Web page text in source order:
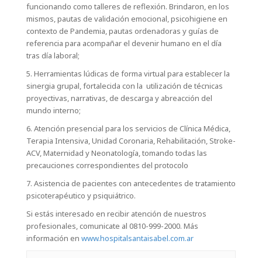
funcionando como talleres de reflexión. Brindaron, en los
mismos, pautas de validación emocional, psicohigiene en
contexto de Pandemia, pautas ordenadoras y guías de
referencia para acompañar el devenir humano en el día
tras día laboral;
5. Herramientas lúdicas de forma virtual para establecer la
sinergia grupal, fortalecida con la utilización de técnicas
proyectivas, narrativas, de descarga y abreacción del
mundo interno;
6. Atención presencial para los servicios de Clínica Médica,
Terapia Intensiva, Unidad Coronaria, Rehabilitación, Stroke-
ACV, Maternidad y Neonatología, tomando todas las
precauciones correspondientes del protocolo
7. Asistencia de pacientes con antecedentes de tratamiento
psicoterapéutico y psiquiátrico.
Si estás interesado en recibir atención de nuestros
profesionales, comunicate al 0810-999-2000. Más
información en www.hospitalsantaisabel.com.ar